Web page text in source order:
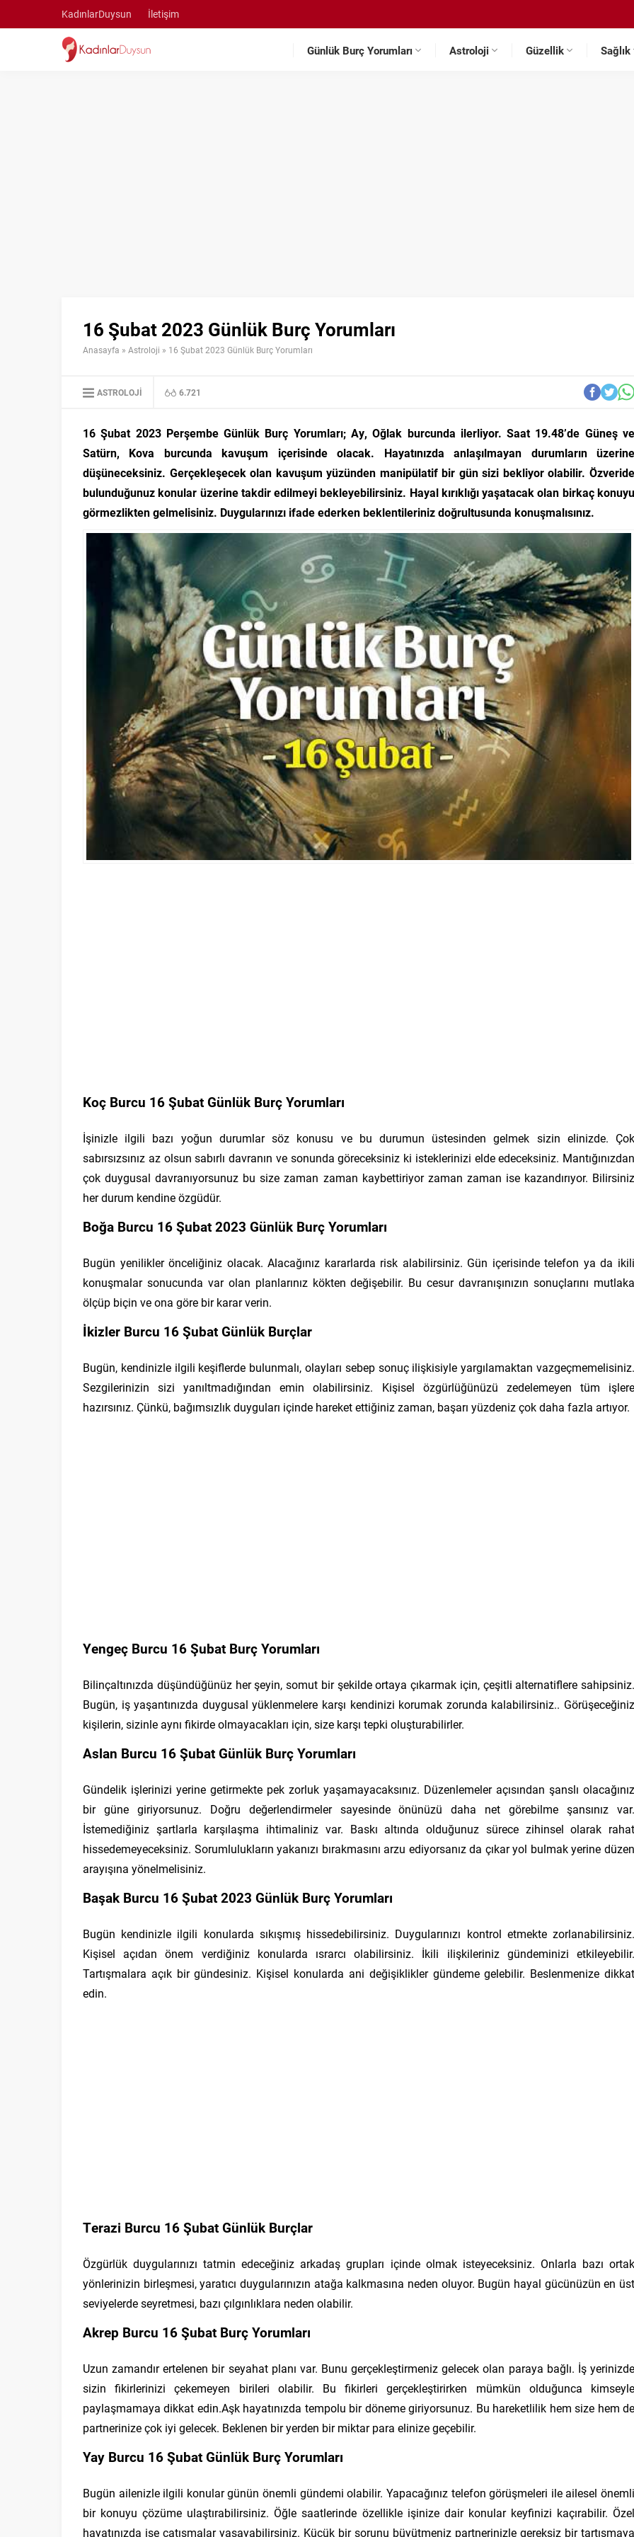
KadınlarDuysun İletişim
Günlük Burç Yorumları Astroloji Güzellik Sağlık
16 Şubat 2023 Günlük Burç Yorumları
Anasayfa » Astroloji » 16 Şubat 2023 Günlük Burç Yorumları
ASTROLOJI 6.721
16 Şubat 2023 Perşembe Günlük Burç Yorumları; Ay, Oğlak burcunda ilerliyor. Saat 19.48’de Güneş ve
Satürn, Kova burcunda kavuşum içerisinde olacak. Hayatınızda anlaşılmayan durumların üzerine
düşüneceksiniz. Gerçekleşecek olan kavuşum yüzünden manipülatif bir gün sizi bekliyor olabilir. Özveride
bulunduğunuz konular üzerine takdir edilmeyi bekleyebilirsiniz. Hayal kırıklığı yaşatacak olan birkaç konuyu
görmezlikten gelmelisiniz. Duygularınızı ifade ederken beklentileriniz doğrultusunda konuşmalısınız.
Koç Burcu 16 Şubat Günlük Burç Yorumları
İşinizle ilgili bazı yoğun durumlar söz konusu ve bu durumun üstesinden gelmek sizin elinizde. Çok
sabırsızsınız az olsun sabırlı davranın ve sonunda göreceksiniz ki isteklerinizi elde edeceksiniz. Mantığınızdan
çok duygusal davranıyorsunuz bu size zaman zaman kaybettiriyor zaman zaman ise kazandırıyor. Bilirsiniz
her durum kendine özgüdür.
Boğa Burcu 16 Şubat 2023 Günlük Burç Yorumları
Bugün yenilikler önceliğiniz olacak. Alacağınız kararlarda risk alabilirsiniz. Gün içerisinde telefon ya da ikili
konuşmalar sonucunda var olan planlarınız kökten değişebilir. Bu cesur davranışınızın sonuçlarını mutlaka
ölçüp biçin ve ona göre bir karar verin.
İkizler Burcu 16 Şubat Günlük Burçlar
Bugün, kendinizle ilgili keşiflerde bulunmalı, olayları sebep sonuç ilişkisiyle yargılamaktan vazgeçmemelisiniz.
Sezgilerinizin sizi yanıltmadığından emin olabilirsiniz. Kişisel özgürlüğünüzü zedelemeyen tüm işlere
hazırsınız. Çünkü, bağımsızlık duyguları içinde hareket ettiğiniz zaman, başarı yüzdeniz çok daha fazla artıyor.
Yengeç Burcu 16 Şubat Burç Yorumları
Bilinçaltınızda düşündüğünüz her şeyin, somut bir şekilde ortaya çıkarmak için, çeşitli alternatiflere sahipsiniz.
Bugün, iş yaşantınızda duygusal yüklenmelere karşı kendinizi korumak zorunda kalabilirsiniz.. Görüşeceğiniz
kişilerin, sizinle aynı fikirde olmayacakları için, size karşı tepki oluşturabilirler.
Aslan Burcu 16 Şubat Günlük Burç Yorumları
Gündelik işlerinizi yerine getirmekte pek zorluk yaşamayacaksınız. Düzenlemeler açısından şanslı olacağınız
bir güne giriyorsunuz. Doğru değerlendirmeler sayesinde önünüzü daha net görebilme şansınız var.
İstemediğiniz şartlarla karşılaşma ihtimaliniz var. Baskı altında olduğunuz sürece zihinsel olarak rahat
hissedemeyeceksiniz. Sorumlulukların yakanızı bırakmasını arzu ediyorsanız da çıkar yol bulmak yerine düzen
arayışına yönelmelisiniz.
Başak Burcu 16 Şubat 2023 Günlük Burç Yorumları
Bugün kendinizle ilgili konularda sıkışmış hissedebilirsiniz. Duygularınızı kontrol etmekte zorlanabilirsiniz.
Kişisel açıdan önem verdiğiniz konularda ısrarcı olabilirsiniz. İkili ilişkileriniz gündeminizi etkileyebilir.
Tartışmalara açık bir gündesiniz. Kişisel konularda ani değişiklikler gündeme gelebilir. Beslenmenize dikkat
edin.
Terazi Burcu 16 Şubat Günlük Burçlar
Özgürlük duygularınızı tatmin edeceğiniz arkadaş grupları içinde olmak isteyeceksiniz. Onlarla bazı ortak
yönlerinizin birleşmesi, yaratıcı duygularınızın atağa kalkmasına neden oluyor. Bugün hayal gücünüzün en üst
seviyelerde seyretmesi, bazı çılgınlıklara neden olabilir.
Akrep Burcu 16 Şubat Burç Yorumları
Uzun zamandır ertelenen bir seyahat planı var. Bunu gerçekleştirmeniz gelecek olan paraya bağlı. İş yerinizde
sizin fikirlerinizi çekemeyen birileri olabilir. Bu fikirleri gerçekleştirirken mümkün olduğunca kimseyle
paylaşmamaya dikkat edin.Aşk hayatınızda tempolu bir döneme giriyorsunuz. Bu hareketlilik hem size hem de
partnerinize çok iyi gelecek. Beklenen bir yerden bir miktar para elinize geçebilir.
Yay Burcu 16 Şubat Günlük Burç Yorumları
Bugün ailenizle ilgili konular günün önemli gündemi olabilir. Yapacağınız telefon görüşmeleri ile ailesel önemli
bir konuyu çözüme ulaştırabilirsiniz. Öğle saatlerinde özellikle işinize dair konular keyfinizi kaçırabilir. Özel
hayatınızda ise çatışmalar yaşayabilirsiniz. Küçük bir sorunu büyütmeniz partnerinizle gereksiz bir tartışmaya